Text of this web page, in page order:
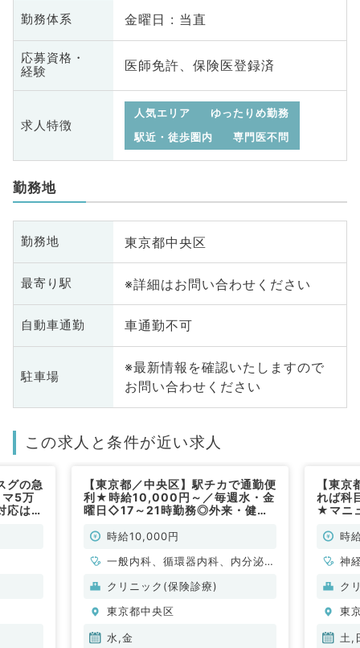
勤務体系 金曜日 : 当直
応募資格・
経験
医師免許、保険医登録済
求人特徴
人気エリア
ゆったりめ勤務
駅近・徒歩圏内
専門医不問
勤務地
勤務地 東京都中央区
最寄り駅 ※詳細はお問い合わせください
自動車通勤 車通勤不可
駐車場
※最新情報を確認いたしますので
お問い合わせください
この求人と条件が近い求人
グの急
5万
応はご
【東京都／中央区】駅チカで通勤便
利★時給10,000円～／毎週水・金
曜日◇17～21時勤務◎外来・健診
時給10,000円
一般内科、循環器内科、内分泌・
代謝内科、腎臓内科
クリニック(保険診療)
東京都中央区
水,金
【東
れば科
★マニ
時給1
時
神
ル
脳
管
ク
東
土,